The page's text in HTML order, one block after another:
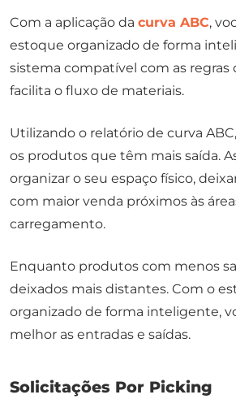
Com a aplicação da curva ABC,
estoque organizado de forma
sistema compatível com as regras
facilita o fluxo de materiais.
Utilizando o relatório de curva
os produtos que têm mais saída.
organizar o seu espaço físico,
com maior venda próximos às
carregamento.
Enquanto produtos com menos
deixados mais distantes. Com o
organizado de forma inteligente,
melhor as entradas e saídas.
Solicitações Por Picking